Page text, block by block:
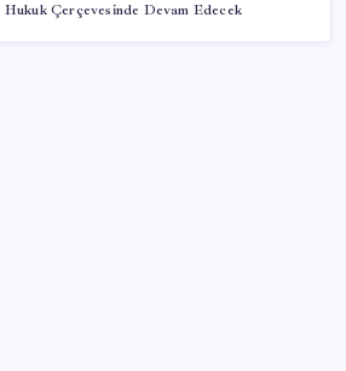
Hukuk Çerçevesinde Devam Edecek